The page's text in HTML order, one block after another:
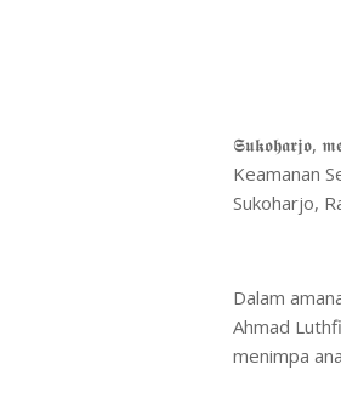
𝕾𝖚𝖐𝖔𝖍𝖆𝖗𝖏𝖔,
Keamanan
Sukoharjo,
Dalam
Ahmad
menimpa